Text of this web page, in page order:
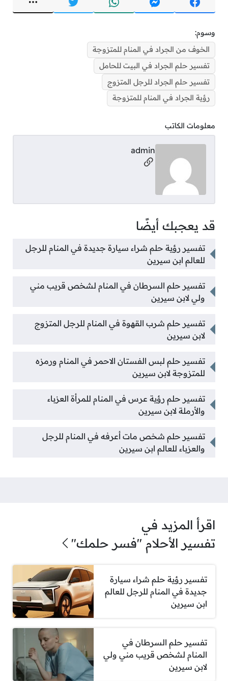
وسوم:
الخوف من الجراد في المنام للمتزوجة
تفسير حلم الجراد في البيت للحامل
تفسير حلم الجراد للرجل المتزوج
رؤية الجراد في المنام للمتزوجة
معلومات الكاتب
admin
مواقع التواصل
قد يعجبك أيضًا
تفسير رؤية حلم شراء سيارة جديدة في المنام للرجل
للعالم ابن سيرين
تفسير حلم السرطان في المنام لشخص قريب مني
ولي لابن سيرين
تفسير حلم شرب القهوة في المنام للرجل المتزوج
لابن سيرين
تفسير حلم لبس الفستان الاحمر في المنام ورمزه
للمتزوجة لابن سيرين
تفسير حلم رؤية عرس في المنام للمرأة العزباء
والأرملة لابن سيرين
تفسير حلم شخص مات أعرفه في المنام للرجل
والعزباء للعالم ابن سيرين
اقرأ المزيد في
تفسير الأحلام "فسر حلمك"
تفسير رؤية حلم شراء سيارة
جديدة في المنام للرجل للعالم
ابن سيرين
تفسير حلم السرطان في
المنام لشخص قريب مني ولي
لابن سيرين